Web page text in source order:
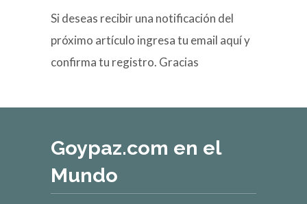
Si deseas recibir una notificación del
próximo artículo ingresa tu email aquí y
confirma tu registro. Gracias
Goypaz.com en el
Mundo